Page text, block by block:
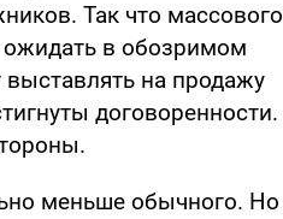
Так что массового
ожидать в обозримом
на продажу
договоренности.
меньше обычного. Но